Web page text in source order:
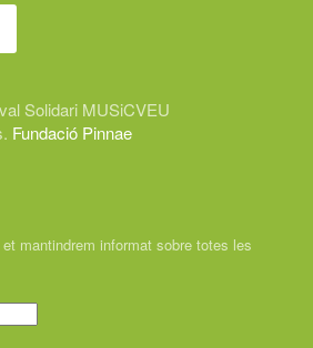
Solidari MUSiCVEU
Fundació Pinnae
mantindrem informat sobre totes les